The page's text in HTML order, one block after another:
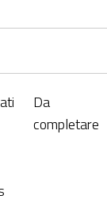
Da
completare